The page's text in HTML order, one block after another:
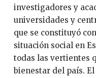
investigadores y
universidades y
que se constituyó
situación social en
todas las vertientes
bienestar del país.